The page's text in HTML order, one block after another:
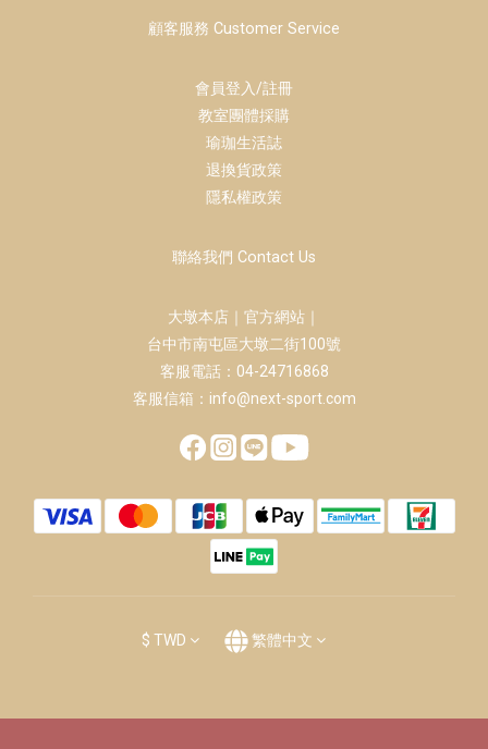
顧客服務 Customer Service
會員登入/註冊
教室團體採購
瑜珈生活誌
退換貨政策
隱私權政策
聯絡我們 Contact Us
大墩本店｜官方網站｜
台中市南屯區大墩二街100號
客服電話：04-24716868
客服信箱：info@next-sport.com
$ TWD 繁體中文